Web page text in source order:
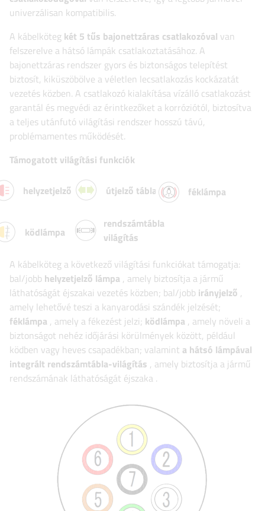
univerzálisan kompatibilis.
A kábelköteg két 5 tűs bajonettzáras csatlakozóval van
felszerelve a hátsó lámpák csatlakoztatásához. A
bajonettzáras rendszer gyors és biztonságos telepítést
biztosít, kiküszöbölve a véletlen lecsatlakozás kockázatát
vezetés közben. A csatlakozó kialakítása vízálló csatlakozást
garantál és megvédi az érintkezőket a korróziótól, biztosítva
a teljes utánfutó világítási rendszer hosszú távú,
problémamentes működését.
Támogatott világítási funkciók
helyzetjelző lámpa
ködlámpa
útjelző tábla
rendszámtábla
világítás
féklámpa
A kábelköteg a következő világítási funkciókat támogatja:
bal/jobb helyzetjelző lámpa , amely biztosítja a jármű
láthatóságát éjszakai vezetés közben; bal/jobb irányjelző ,
amely lehetővé teszi a kanyarodási szándék jelzését;
féklámpa , amely a fékezést jelzi; ködlámpa , amely növeli a
biztonságot nehéz időjárási körülmények között, például
ködben vagy heves csapadékban; valamint a hátsó lámpával
integrált rendszámtábla-világítás , amely biztosítja a jármű
rendszámának láthatóságát éjszaka .